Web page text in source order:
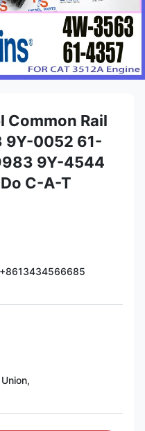
Rail
9Y-0052 61-
9Y-4544
C-A-T